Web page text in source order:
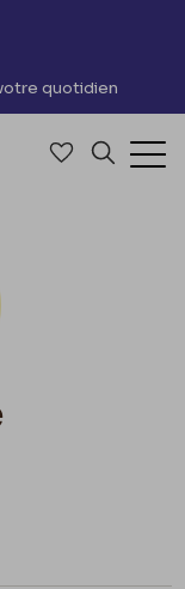
quotidien
Accéder à